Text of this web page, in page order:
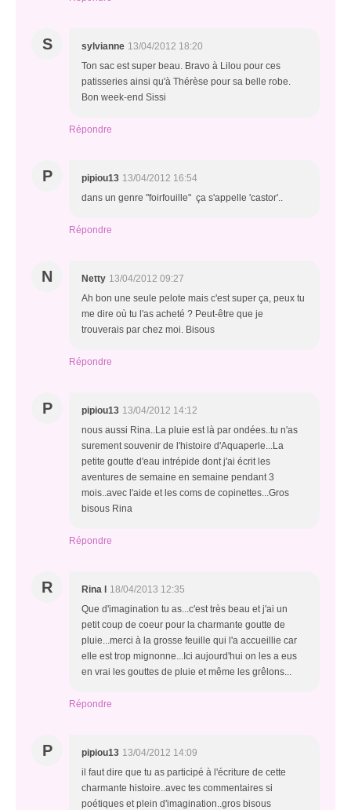
S sylvianne 13/04/2012 18:20
Ton sac est super beau. Bravo à Lilou pour ces
patisseries ainsi qu'à Thérèse pour sa belle robe.
Bon week-end Sissi
Répondre
P pipiou13 13/04/2012 16:54
dans un genre "foirfouille" ça s'appelle 'castor'..
Répondre
N Netty 13/04/2012 09:27
Ah bon une seule pelote mais c'est super ça, peux tu
me dire où tu l'as acheté ? Peut-être que je
trouverais par chez moi. Bisous
Répondre
P pipiou13 13/04/2012 14:12
nous aussi Rina..La pluie est là par ondées..tu n'as
surement souvenir de l'histoire d'Aquaperle...La
petite goutte d'eau intrépide dont j'ai écrit les
aventures de semaine en semaine pendant 3
mois..avec l'aide et les coms de copinettes...Gros
bisous Rina
Répondre
R Rina l
18/04/2013 12:35
Que d'imagination tu as...c'est très beau et j'ai un
petit coup de coeur pour la charmante goutte de
pluie...merci à la grosse feuille qui l'a accueillie car
elle est trop mignonne...Ici aujourd'hui on les a eus
en vrai les gouttes de pluie et même les grêlons...
Répondre
P pipiou13 13/04/2012 14:09
il faut dire que tu as participé à l'écriture de cette
charmante histoire..avec tes commentaires si
poétiques et plein d'imagination..gros bisous